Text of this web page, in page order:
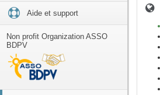
Aide et support
Non profit Organization ASSO
BDPV